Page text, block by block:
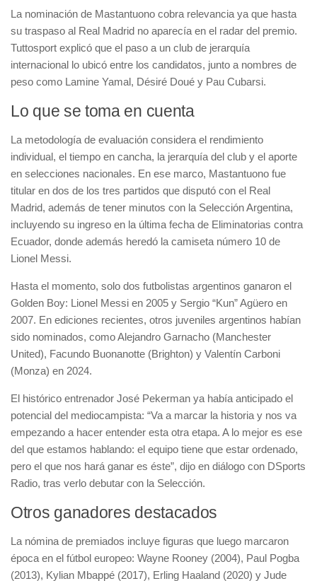
La nominación de Mastantuono cobra relevancia ya que hasta
su traspaso al Real Madrid no aparecía en el radar del premio.
Tuttosport explicó que el paso a un club de jerarquía
internacional lo ubicó entre los candidatos, junto a nombres de
peso como Lamine Yamal, Désiré Doué y Pau Cubarsi.
Lo que se toma en cuenta
La metodología de evaluación considera el rendimiento
individual, el tiempo en cancha, la jerarquía del club y el aporte
en selecciones nacionales. En ese marco, Mastantuono fue
titular en dos de los tres partidos que disputó con el Real
Madrid, además de tener minutos con la Selección Argentina,
incluyendo su ingreso en la última fecha de Eliminatorias contra
Ecuador, donde además heredó la camiseta número 10 de
Lionel Messi.
Hasta el momento, solo dos futbolistas argentinos ganaron el
Golden Boy: Lionel Messi en 2005 y Sergio “Kun” Agüero en
2007. En ediciones recientes, otros juveniles argentinos habían
sido nominados, como Alejandro Garnacho (Manchester
United), Facundo Buonanotte (Brighton) y Valentín Carboni
(Monza) en 2024.
El histórico entrenador José Pekerman ya había anticipado el
potencial del mediocampista: “Va a marcar la historia y nos va
empezando a hacer entender esta otra etapa. A lo mejor es ese
del que estamos hablando: el equipo tiene que estar ordenado,
pero el que nos hará ganar es éste”, dijo en diálogo con DSports
Radio, tras verlo debutar con la Selección.
Otros ganadores destacados
La nómina de premiados incluye figuras que luego marcaron
época en el fútbol europeo: Wayne Rooney (2004), Paul Pogba
(2013), Kylian Mbappé (2017), Erling Haaland (2020) y Jude